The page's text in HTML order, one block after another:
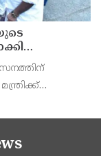
എൽ എ
സ്ഥലമുണ്ട്